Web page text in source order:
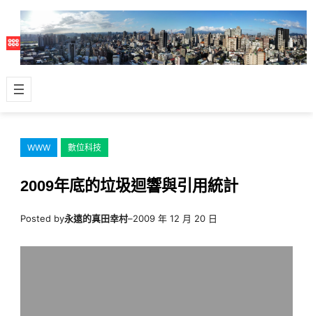
主
容
WWW 數位科技
2009年底的垃圾迴響與引用統計
Posted by永遠的真田幸村–2009 年 12 月 20 日